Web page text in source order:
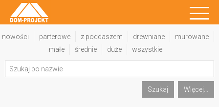
nowości parterowe z poddaszem drewniane
murowane
małe
średnie duże wszystkie
Szukaj Więcej...